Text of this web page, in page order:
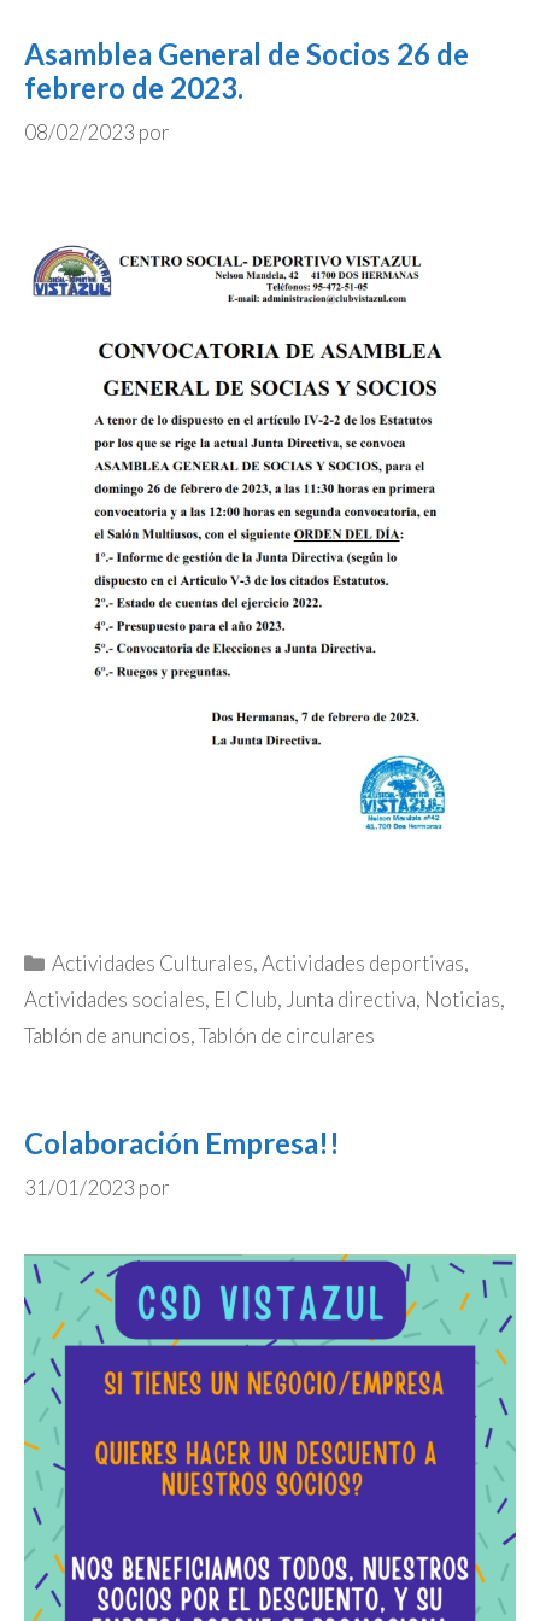
Asamblea General de Socios 26 de
febrero de 2023.
08/02/2023 por
Categorías
Actividades Culturales,Actividades deportivas,
Actividades sociales, El Club, Junta directiva, Noticias,
Tablón de anuncios,Tablón de circulares
Colaboración Empresa!!
31/01/2023 por